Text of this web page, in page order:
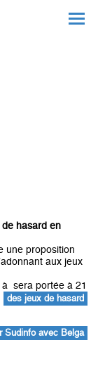
hasard en
une proposition
aux jeux
à
des jeux de hasard
sera portée à 21
Sudinfo avec Belga